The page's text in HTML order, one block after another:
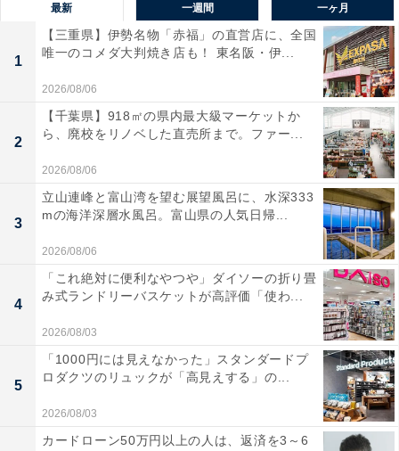
最新 一週間 一ヶ月
1
【三重県】伊勢名物「赤福」の直営店に、全国
唯一のコメダ大判焼き店も！ 東名阪・伊...
2026/08/06
2
【千葉県】918㎡の県内最大級マーケットか
ら、廃校をリノベした直売所まで。ファー...
2026/08/06
3
立山連峰と富山湾を望む展望風呂に、水深333
mの海洋深層水風呂。富山県の人気日帰...
2026/08/06
4
「これ絶対に便利なやつや」ダイソーの折り畳
み式ランドリーバスケットが高評価「使わ...
2026/08/03
5
「1000円には見えなかった」スタンダードプ
ロダクツのリュックが「高見えする」の...
2026/08/03
カードローン50万円以上の人は、返済を3～6